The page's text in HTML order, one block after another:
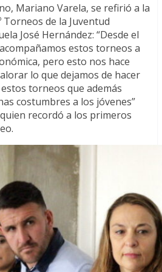
Mariano Varela, se refirió a la
de la Juventud
José Hernández: “Desde el
estos torneos a
pero esto nos hace
lo que dejamos de hacer
torneos que además
costumbres a los jóvenes”
recordó a los primeros